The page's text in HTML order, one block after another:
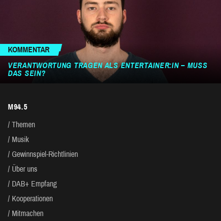
KOMMENTAR
VERANTWORTUNG TRAGEN ALS ENTERTAINER:IN – MUSS
DAS SEIN?
M94.5
Themen
Musik
Gewinnspiel-Richtlinien
Über uns
DAB+ Empfang
Kooperationen
Mitmachen